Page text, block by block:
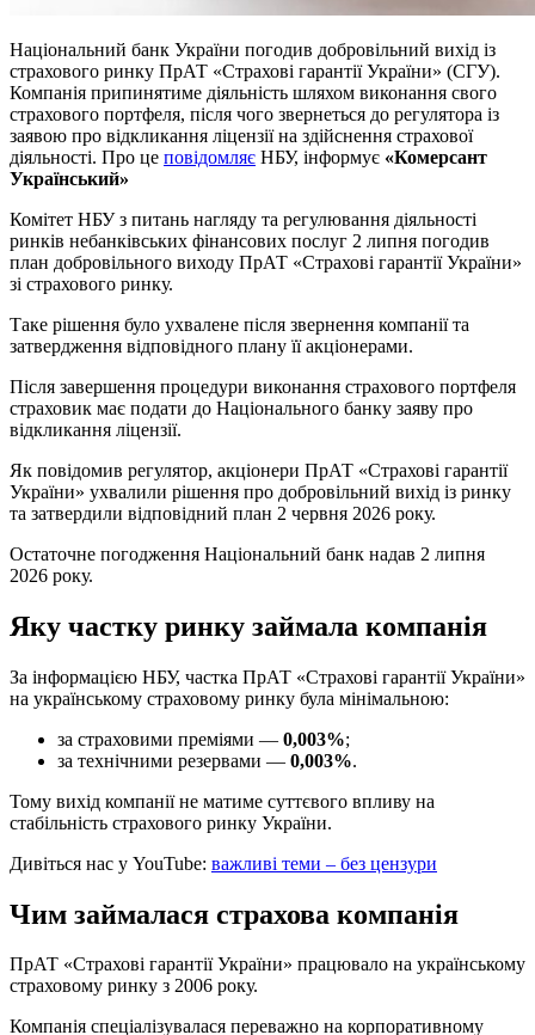
Національний банк України погодив добровільний вихід із
страхового ринку ПрАТ «Страхові гарантії України» (СГУ).
Компанія припинятиме діяльність шляхом виконання свого
страхового портфеля, після чого звернеться до регулятора із
заявою про відкликання ліцензії на здійснення страхової
діяльності. Про це повідомляє НБУ, інформує «Комерсант
Український»
Комітет НБУ з питань нагляду та регулювання діяльності
ринків небанківських фінансових послуг 2 липня погодив
план добровільного виходу ПрАТ «Страхові гарантії України»
зі страхового ринку.
Таке рішення було ухвалене після звернення компанії та
затвердження відповідного плану її акціонерами.
Після завершення процедури виконання страхового портфеля
страховик має подати до Національного банку заяву про
відкликання ліцензії.
Як повідомив регулятор, акціонери ПрАТ «Страхові гарантії
України» ухвалили рішення про добровільний вихід із ринку
та затвердили відповідний план 2 червня 2026 року.
Остаточне погодження Національний банк надав 2 липня
2026 року.
Яку частку ринку займала компанія
За інформацією НБУ, частка ПрАТ «Страхові гарантії України»
на українському страховому ринку була мінімальною:
за страховими преміями — 0,003%;
за технічними резервами — 0,003%.
Тому вихід компанії не матиме суттєвого впливу на
стабільність страхового ринку України.
Дивіться нас у YouTube: важливі теми – без цензури
Чим займалася страхова компанія
ПрАТ «Страхові гарантії України» працювало на українському
страховому ринку з 2006 року.
Компанія спеціалізувалася переважно на корпоративному